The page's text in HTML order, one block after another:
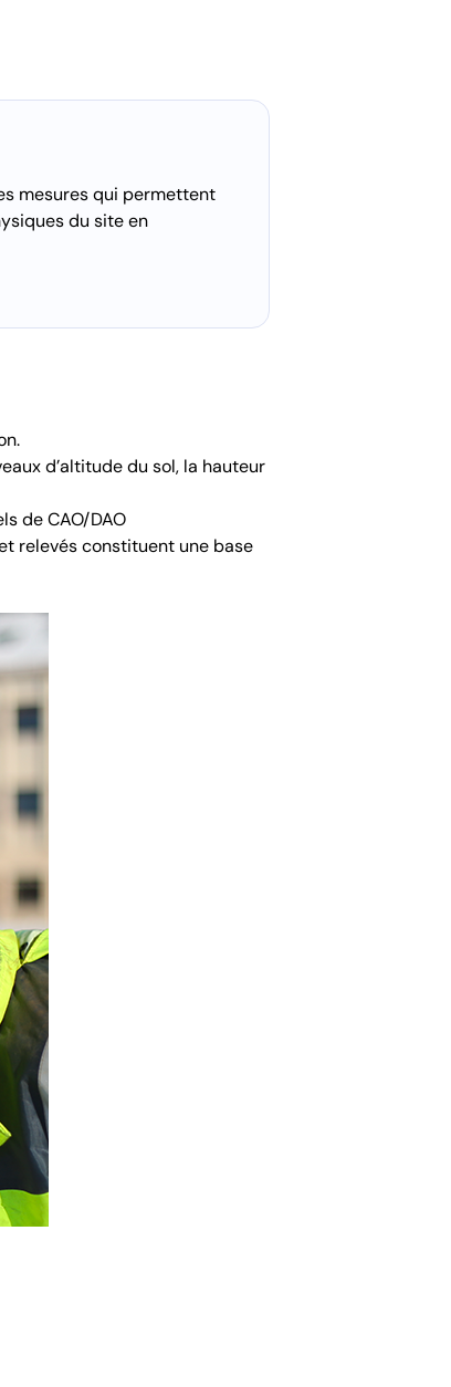
mesures qui permettent
du site en
d’altitude du sol, la hauteur
de CAO/DAO
relevés constituent une base